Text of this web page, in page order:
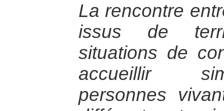
La rencontre
issus de
situations de
accueillir
personnes